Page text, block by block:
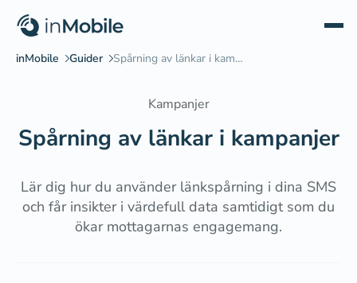
Kampanjer
Spårning av länkar i kampanjer
Lär dig hur du använder länkspårning i dina SMS
och får insikter i värdefull data samtidigt som du
ökar mottagarnas engagemang.